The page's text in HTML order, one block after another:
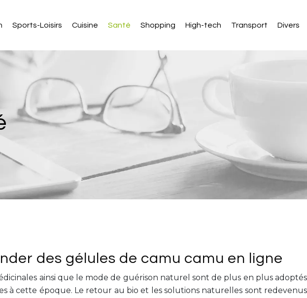
Sports-Loisirs Cuisine Santé Shopping High-tech Transport Divers
des gélules de camu camu en ligne
ainsi que le mode de guérison naturel sont de plus en plus adoptés
à cette époque. Le retour au bio et les solutions naturelles sont redevenus